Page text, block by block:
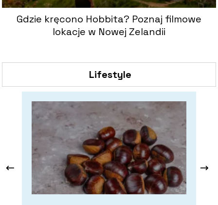
Gdzie kręcono Hobbita? Poznaj filmowe
lokacje w Nowej Zelandii
Lifestyle